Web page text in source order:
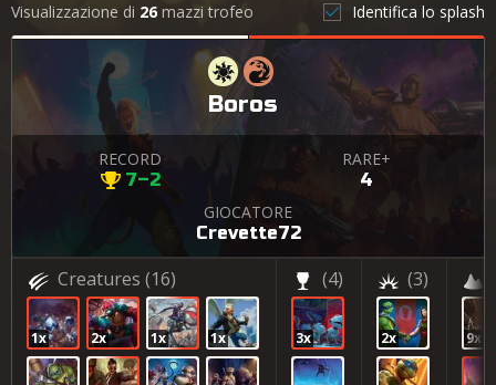
Visualizzazione di 26 mazzi trofeo Identifica lo splash
Boros
RECORD
7–2
RARE+
4
GIOCATORE
Crevette72
Creatures (16)
1x 2x 1x 1x
(4)
3x
(3)
2x 9x